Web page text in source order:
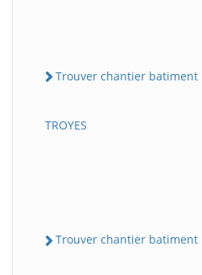
Trouver chantier batiment
TROYES
Trouver chantier batiment